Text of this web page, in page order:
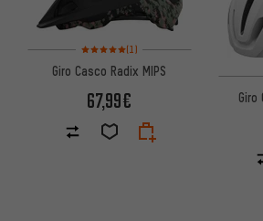
Valoración media: 5 de 5 basada en 1
(1)
Giro Casco Radix MIPS
67,99€ Giro